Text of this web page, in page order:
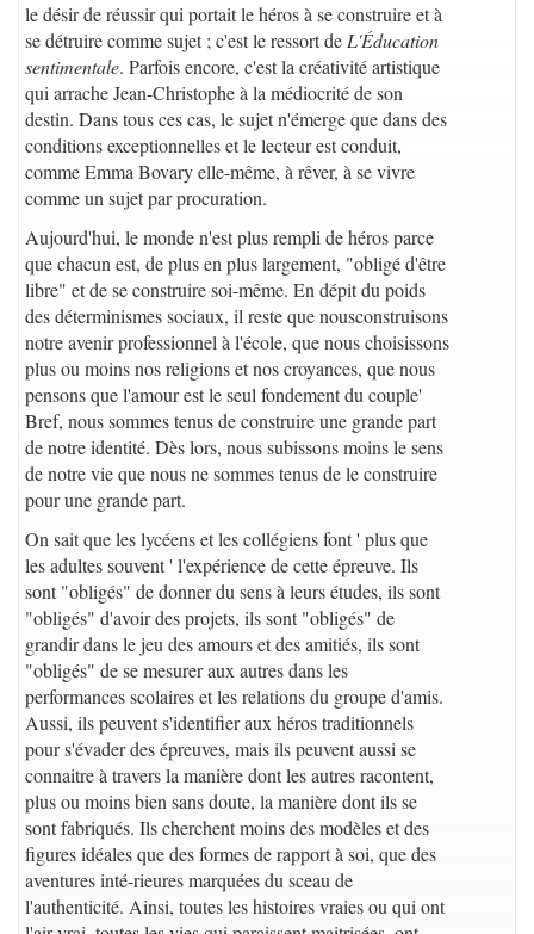
le désir de réussir qui portait le héros à se construire et à
se détruire comme sujet ; c'est le ressort de L'Éducation
sentimentale. Parfois encore, c'est la créativité artistique
qui arrache Jean-Christophe à la médiocrité de son
destin. Dans tous ces cas, le sujet n'émerge que dans des
conditions exceptionnelles et le lecteur est conduit,
comme Emma Bovary elle-même, à rêver, à se vivre
comme un sujet par procuration.
Aujourd'hui, le monde n'est plus rempli de héros parce
que chacun est, de plus en plus largement, "obligé d'être
libre" et de se construire soi-même. En dépit du poids
des déterminismes sociaux, il reste que nousconstruisons
notre avenir professionnel à l'école, que nous choisissons
plus ou moins nos religions et nos croyances, que nous
pensons que l'amour est le seul fondement du couple'
Bref, nous sommes tenus de construire une grande part
de notre identité. Dès lors, nous subissons moins le sens
de notre vie que nous ne sommes tenus de le construire
pour une grande part.
On sait que les lycéens et les collégiens font ' plus que
les adultes souvent ' l'expérience de cette épreuve. Ils
sont "obligés" de donner du sens à leurs études, ils sont
"obligés" d'avoir des projets, ils sont "obligés" de
grandir dans le jeu des amours et des amitiés, ils sont
"obligés" de se mesurer aux autres dans les
performances scolaires et les relations du groupe d'amis.
Aussi, ils peuvent s'identifier aux héros traditionnels
pour s'évader des épreuves, mais ils peuvent aussi se
connaitre à travers la manière dont les autres racontent,
plus ou moins bien sans doute, la manière dont ils se
sont fabriqués. Ils cherchent moins des modèles et des
figures idéales que des formes de rapport à soi, que des
aventures inté-rieures marquées du sceau de
l'authenticité. Ainsi, toutes les histoires vraies ou qui ont